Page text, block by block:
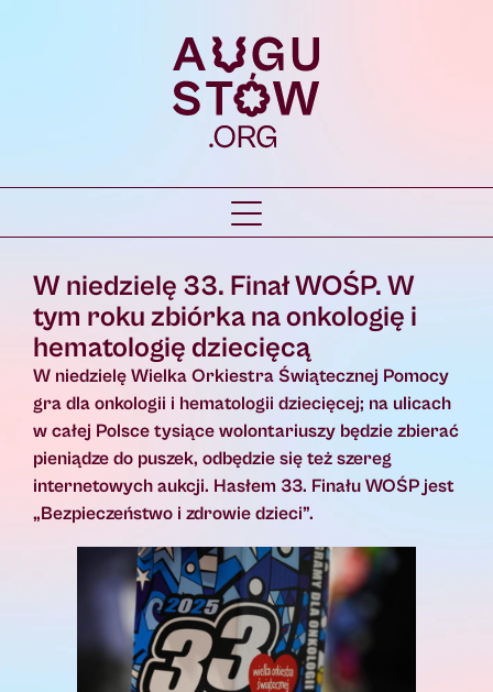
W niedzielę 33. Finał WOŚP. W
tym roku zbiórka na onkologię i
hematologię dziecięcą
W niedzielę Wielka Orkiestra Świątecznej Pomocy
gra dla onkologii i hematologii dziecięcej; na ulicach
w całej Polsce tysiące wolontariuszy będzie zbierać
pieniądze do puszek, odbędzie się też szereg
internetowych aukcji. Hasłem 33. Finału WOŚP jest
„Bezpieczeństwo i zdrowie dzieci”.